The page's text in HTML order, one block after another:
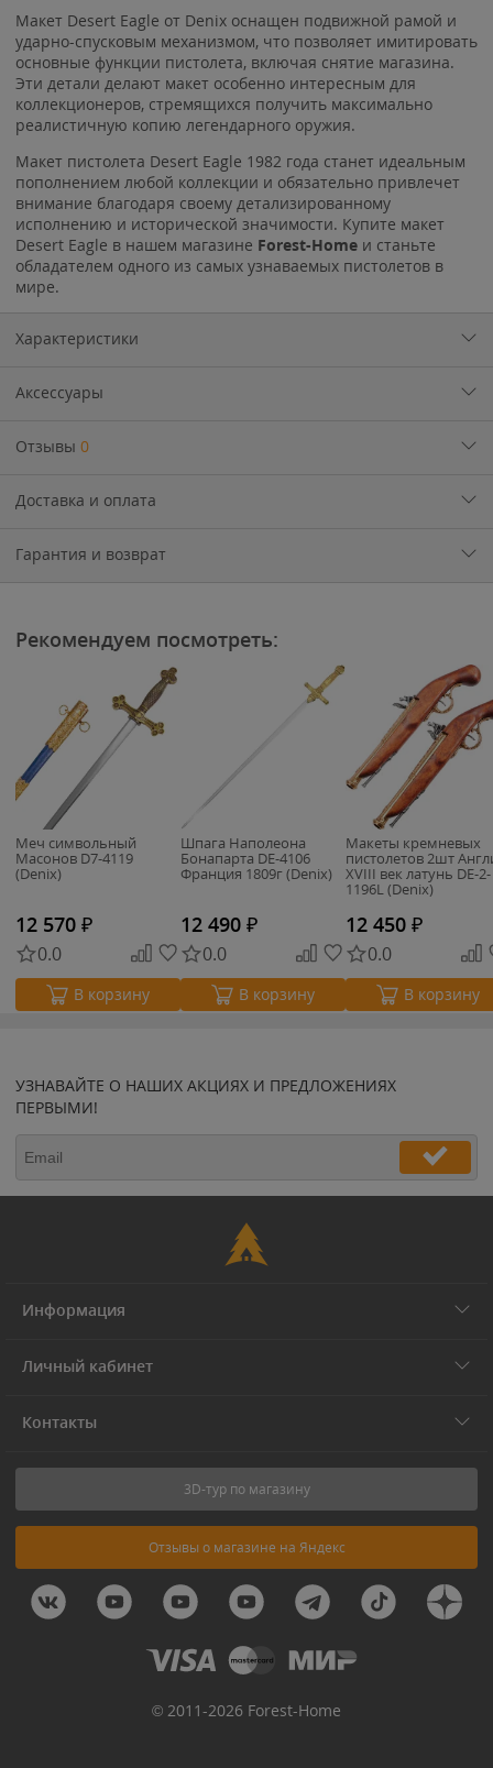
Макет Desert Eagle от Denix оснащен подвижной рамой и
ударно-спусковым механизмом, что позволяет имитировать
основные функции пистолета, включая снятие магазина.
Эти детали делают макет особенно интересным для
коллекционеров, стремящихся получить максимально
реалистичную копию легендарного оружия.
Макет пистолета Desert Eagle 1982 года станет идеальным
пополнением любой коллекции и обязательно привлечет
внимание благодаря своему детализированному
исполнению и исторической значимости. Купите макет
Desert Eagle в нашем магазине Forest-Home и станьте
обладателем одного из самых узнаваемых пистолетов в
мире.
Характеристики
Аксессуары
Отзывы 0
Доставка и оплата
Гарантия и возврат
Рекомендуем посмотреть:
Меч символьный
Масонов D7-4119
(Denix)
12 570 ₽
0.0
В корзину
Шпага Наполеона
Бонапарта DE-4106
Франция 1809г (Denix)
12 490 ₽
0.0
В корзину
Макеты кремневых
пистолетов 2шт
XVIII век латунь DE-2-
1196L (Denix)
12 450 ₽
0.0
В корзину
УЗНАВАЙТЕ О НАШИХ АКЦИЯХ И ПРЕДЛОЖЕНИЯХ
ПЕРВЫМИ!
Информация
Личный кабинет
Контакты
3D-тур по магазину
Отзывы о магазине на Яндекс
© 2011-2026 Forest-Home